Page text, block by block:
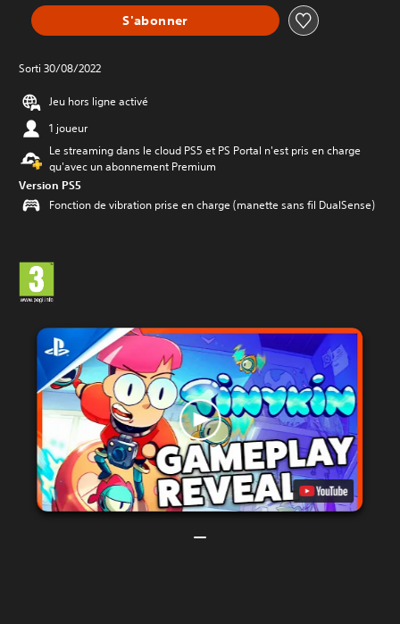
S'abonner
Sorti 30/08/2022
Jeu hors ligne activé
1 joueur
Le streaming dans le cloud PS5 et PS Portal n'est pris en charge
qu'avec un abonnement Premium
Version PS5
Fonction de vibration prise en charge (manette sans fil DualSense)